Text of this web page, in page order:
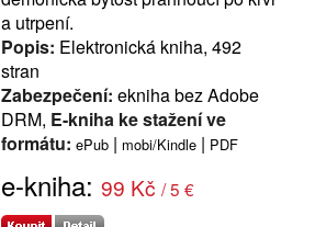
a utrpení.
Popis: Elektronická kniha, 492
stran
Zabezpečení: ekniha bez Adobe
DRM, E-kniha ke stažení ve
formátu: ePub | mobi/Kindle | PDF
e-kniha: 99 Kč / 5 €